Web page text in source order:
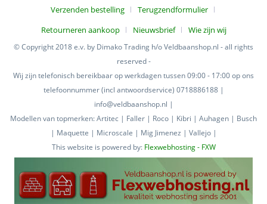
Verzenden bestelling
Terugzendformulier
Retourneren aankoop
Nieuwsbrief Wie zijn wij
© Copyright 2018 e.v. by Dimako Trading h/o Veldbaanshop.nl - all rights
reserved -
Wij zijn telefonisch bereikbaar op werkdagen tussen 09:00 - 17:00 op ons
telefoonnummer (incl antwoordservice) 0718886188 |
info@veldbaanshop.nl |
Modellen van topmerken: Artitec | Faller | Roco | Kibri | Auhagen | Busch
| Maquette | Microscale | Mig Jimenez | Vallejo |
This website is powered by: Flexwebhosting - FXW